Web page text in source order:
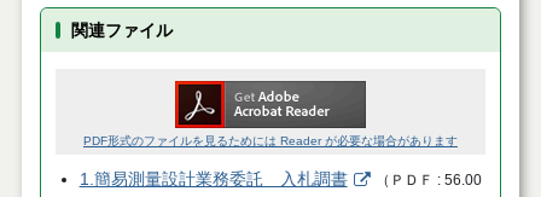
関連ファイル
PDF形式のファイルを見るためには Reader が必要な場合があります
1.簡易測量設計業務委託 入札調書 （ ＰＤＦ
56.00